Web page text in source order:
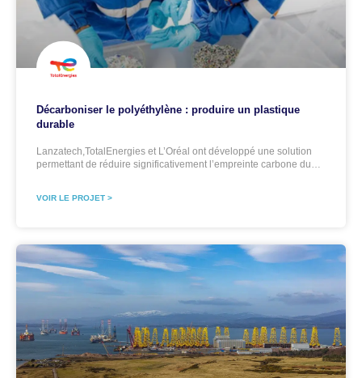
Décarboniser le polyéthylène : produire un plastique
durable
Lanzatech,TotalEnergies et L’Oréal ont développé une solution
permettant de réduire significativement l’empreinte carbone du…
VOIR LE PROJET >